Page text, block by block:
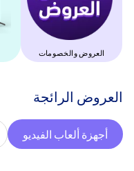
العروض والخصومات
‫العروض الرائجة‬
أجهزة ألعاب الفيديو